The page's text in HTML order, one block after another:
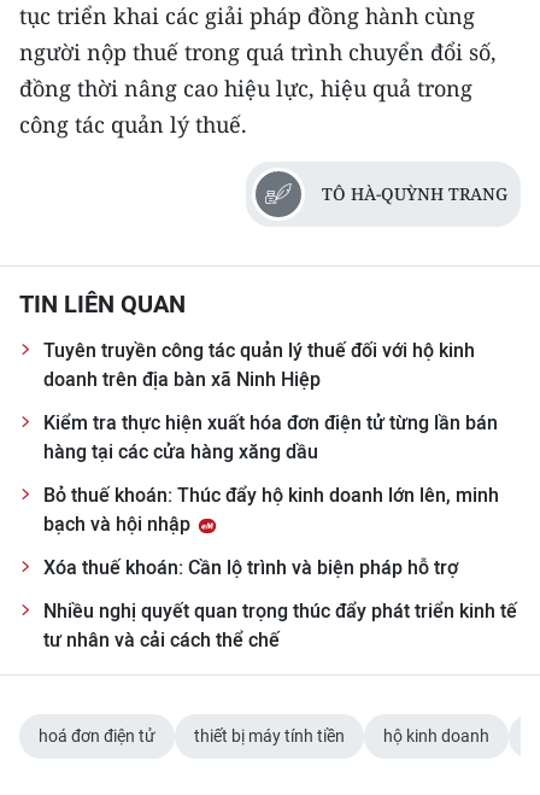
tục triển khai các giải pháp đồng hành cùng
người nộp thuế trong quá trình chuyển đổi số,
đồng thời nâng cao hiệu lực, hiệu quả trong
công tác quản lý thuế.
TÔ HÀ-QUỲNH TRANG
TIN LIÊN QUAN
Tuyên truyền công tác quản lý thuế đối với hộ kinh
doanh trên địa bàn xã Ninh Hiệp
Kiểm tra thực hiện xuất hóa đơn điện tử từng lần bán
hàng tại các cửa hàng xăng dầu
Bỏ thuế khoán: Thúc đẩy hộ kinh doanh lớn lên, minh
bạch và hội nhập
Xóa thuế khoán: Cần lộ trình và biện pháp hỗ trợ
Nhiều nghị quyết quan trọng thúc đẩy phát triển kinh tế
tư nhân và cải cách thể chế
hoá đơn điện tử thiết bị máy tính tiền hộ kinh doanh